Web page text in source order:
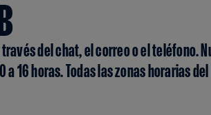
del chat, el correo o el teléfono.
16 horas. Todas las zonas horarias